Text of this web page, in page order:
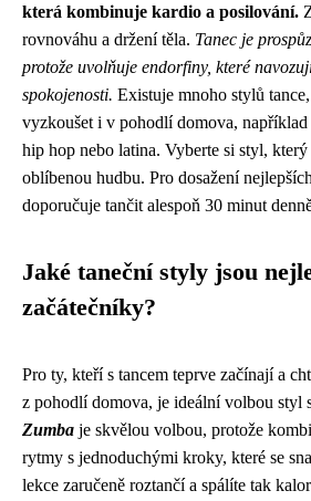
která kombinuje kardio a posilování.
rovnováhu a držení těla. Tanec je
protože uvolňuje endorfiny, které
spokojenosti. Existuje mnoho stylů
vyzkoušet i v pohodlí domova,
hip hop nebo latina. Vyberte si styl,
oblíbenou hudbu. Pro dosažení
doporučuje tančit alespoň 30 minut
Jaké taneční styly jsou
začátečníky?
Pro ty, kteří s tancem teprve začínají a
z pohodlí domova, je ideální volbou styl
Zumba je skvělou volbou, protože
rytmy s jednoduchými kroky, které se
lekce zaručeně roztančí a spálíte tak